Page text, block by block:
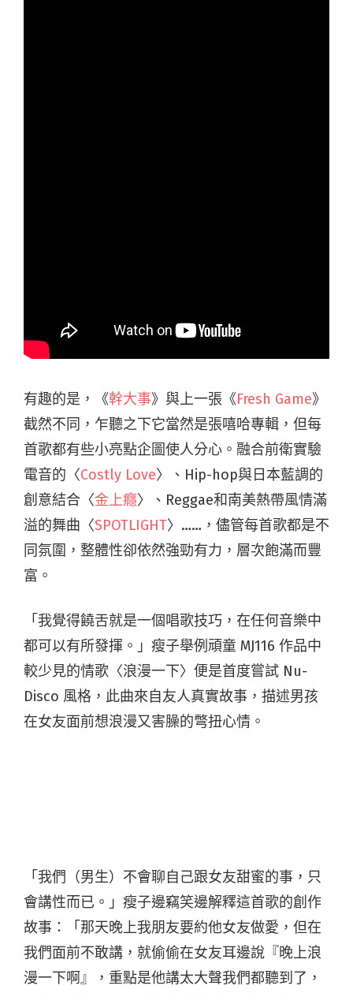
有趣的是，《幹大事》與上一張《Fresh Game》
截然不同，乍聽之下它當然是張嘻哈專輯，但每
首歌都有些小亮點企圖使人分心。融合前衛實驗
電音的〈Costly Love〉、Hip-hop與日本藍調的
創意結合〈金上癮〉、Reggae和南美熱帶風情滿
溢的舞曲〈SPOTLIGHT〉……，儘管每首歌都是不
同氛圍，整體性卻依然強勁有力，層次飽滿而豐
富。
「我覺得饒舌就是一個唱歌技巧，在任何音樂中
都可以有所發揮。」瘦子舉例頑童 MJ116 作品中
較少見的情歌〈浪漫一下〉便是首度嘗試 Nu-
Disco 風格，此曲來自友人真實故事，描述男孩
在女友面前想浪漫又害臊的彆扭心情。
「我們（男生）不會聊自己跟女友甜蜜的事，只
會講性而已。」瘦子邊竊笑邊解釋這首歌的創作
故事：「那天晚上我朋友要約他女友做愛，但在
我們面前不敢講，就偷偷在女友耳邊說『晚上浪
漫一下啊』，重點是他講太大聲我們都聽到了，